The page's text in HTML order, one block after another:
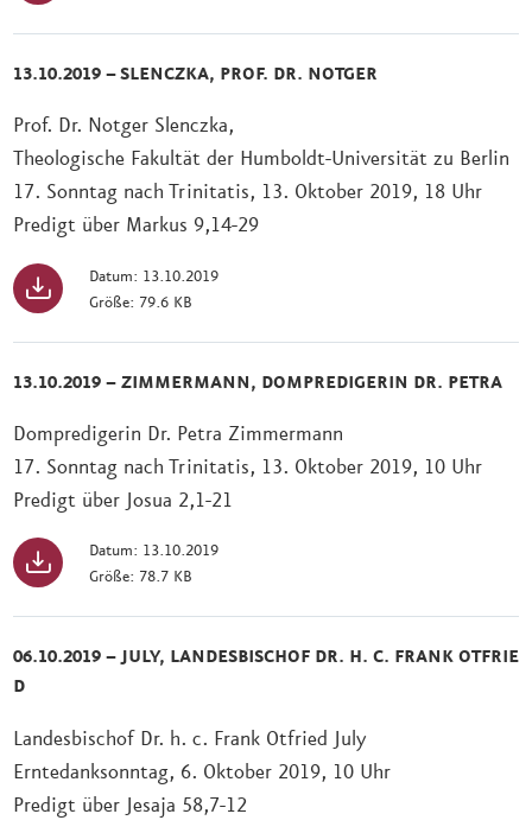
13.10.2019 – SLENCZKA, PROF. DR. NOTGER
Prof. Dr. Notger Slenczka,
Theologische Fakultät der Humboldt-Universität zu Berlin
17. Sonntag nach Trinitatis, 13. Oktober 2019, 18 Uhr
Predigt über Markus 9,14-29
Datum: 13.10.2019
Größe: 79.6 KB
13.10.2019 – ZIMMERMANN, DOMPREDIGERIN DR. PETRA
Dompredigerin Dr. Petra Zimmermann
17. Sonntag nach Trinitatis, 13. Oktober 2019, 10 Uhr
Predigt über Josua 2,1-21
Datum: 13.10.2019
Größe: 78.7 KB
06.10.2019 – JULY, LANDESBISCHOF DR. H. C. FRANK OTFRIE
D
Landesbischof Dr. h. c. Frank Otfried July
Erntedanksonntag, 6. Oktober 2019, 10 Uhr
Predigt über Jesaja 58,7-12